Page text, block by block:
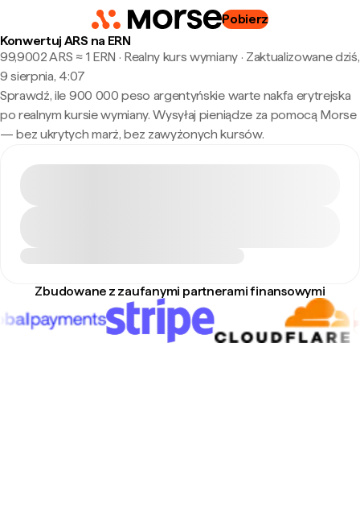
Pobierz
Konwertuj ARS na ERN
99,9002 ARS ≈ 1 ERN · Realny kurs wymiany· Zaktualizowane dziś,
9 sierpnia, 4:07
Sprawdź, ile 900 000 peso argentyńskie warte nakfa erytrejska
po realnym kursie wymiany. Wysyłaj pieniądze za pomocą Morse
— bez ukrytych marż, bez zawyżonych kursów.
Zbudowane z zaufanymi partnerami finansowymi